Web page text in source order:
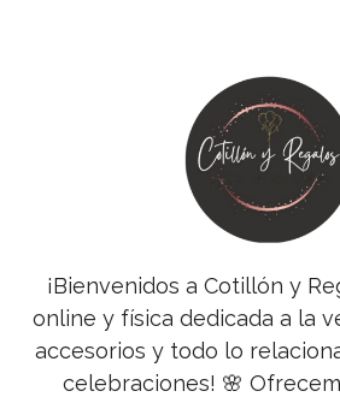
¡Bienvenidos a Cotillón y
online y física dedicada a la
accesorios y todo lo
celebraciones! 🌸